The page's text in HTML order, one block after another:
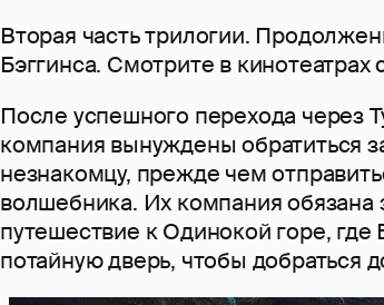
Вторая часть трилогии.
Бэггинса. Смотрите в кинотеатрах
После успешного перехода через
компания вынуждены обратиться
незнакомцу, прежде чем
волшебника. Их компания обязана
путешествие к Одинокой горе, где
потайную дверь, чтобы добраться